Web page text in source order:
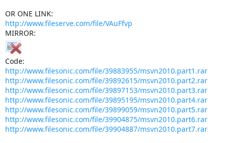
OR ONE LINK:
http://www.fileserve.com/file/VAuFfvp
MIRROR:
Code:
http://www.filesonic.com/file/39883955/msvn2010.part1.rar
http://www.filesonic.com/file/39892615/msvn2010.part2.rar
http://www.filesonic.com/file/39897153/msvn2010.part3.rar
http://www.filesonic.com/file/39895195/msvn2010.part4.rar
http://www.filesonic.com/file/39899059/msvn2010.part5.rar
http://www.filesonic.com/file/39904875/msvn2010.part6.rar
http://www.filesonic.com/file/39904887/msvn2010.part7.rar